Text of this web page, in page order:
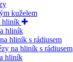
kuželem
hliník
hliník
hliník s rádiusem
na hliník s rádiusem
hliník